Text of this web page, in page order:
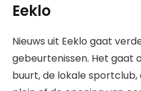
Eeklo
Nieuws uit Eeklo gaat
gebeurtenissen. Het gaat
buurt, de lokale